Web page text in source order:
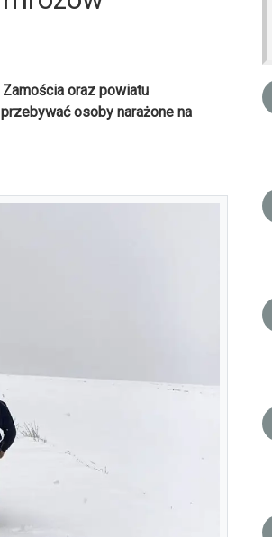
oraz powiatu
osoby narażone na